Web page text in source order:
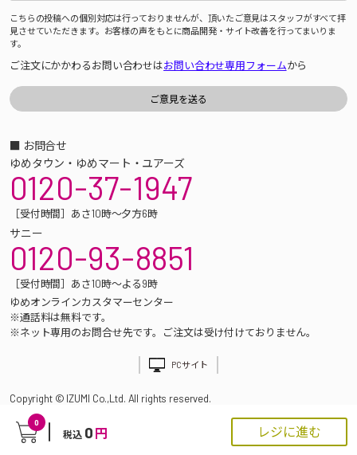
0
税込 0 円 レジに進む
こちらの投稿への個別対応は行っておりませんが、頂いたご意見はスタッフがすべて拝
見させていただきます。お客様の声をもとに商品開発・サイト改善を行ってまいりま
す。
ご注文にかかわるお問い合わせはお問い合わせ専用フォームから
■ お問合せ
ゆめタウン・ゆめマート・ユアーズ
0120-37-1947
［受付時間］あさ10時～夕方6時
サニー
0120-93-8851
［受付時間］あさ10時～よる9時
ゆめオンラインカスタマーセンター
※通話料は無料です。
※ネット専用のお問合せ先です。ご注文は受け付けておりません。
PCサイト
Copyright © IZUMI Co.,Ltd. All rights reserved.